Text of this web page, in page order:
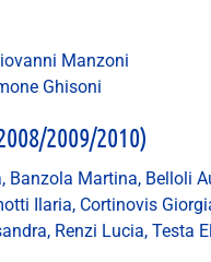
Manzoni
Ghisoni
2009/2010)
Banzola Martina, Belloli
Ilaria, Cortinovis
Renzi Lucia, Testa